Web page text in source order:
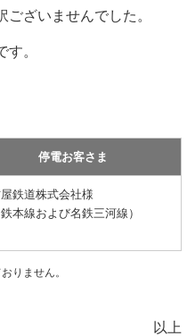
ざいませんでした。
。
停電お客さま
鉄道株式会社様
鉄本線および名鉄三河線）
りません。
以上